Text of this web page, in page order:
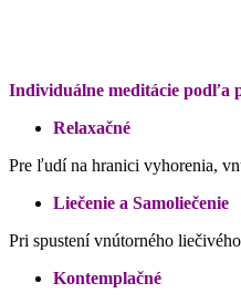
Individuálne meditácie podľa
Relaxačné
Pre ľudí na hranici vyhorenia,
Liečenie a Samoliečenie
Pri spustení vnútorného
Kontemplačné